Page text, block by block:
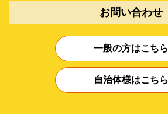
お問い合わせ
一般の方はこちら
自治体様はこちら